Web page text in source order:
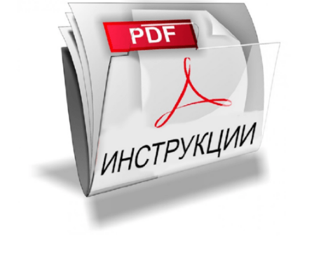
Контакты